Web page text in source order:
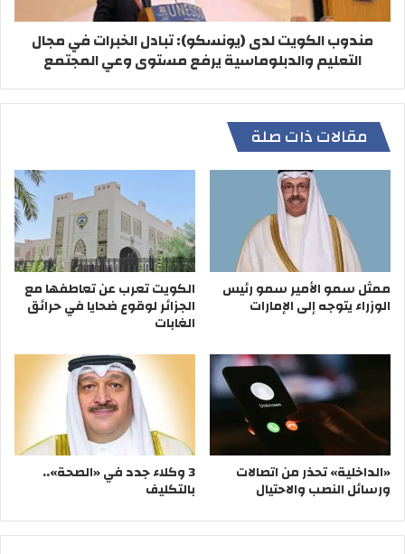
مندوب الكويت لدى (يونسكو): تبادل الخبرات في مجال
التعليم والدبلوماسية يرفع مستوى وعي المجتمع
مقالات ذات صلة
ممثل سمو الأمير سمو رئيس
الوزراء يتوجه إلى الإمارات
الكويت تعرب عن تعاطفها مع
الجزائر لوقوع ضحايا في حرائق
الغابات
«الداخلية» تحذر من اتصالات
ورسائل النصب والاحتيال
3 وكلاء جدد في «الصحة»..
بالتكليف